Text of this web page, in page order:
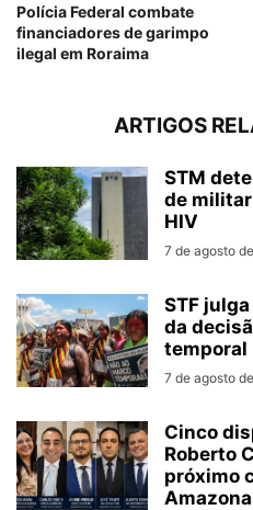
Polícia Federal combate
financiadores de garimpo
ilegal em Roraima
ARTIGOS
STM
de
HIV
7 de agosto
STF
da
temporal
7 de agosto
Cinco
Roberto
próximo